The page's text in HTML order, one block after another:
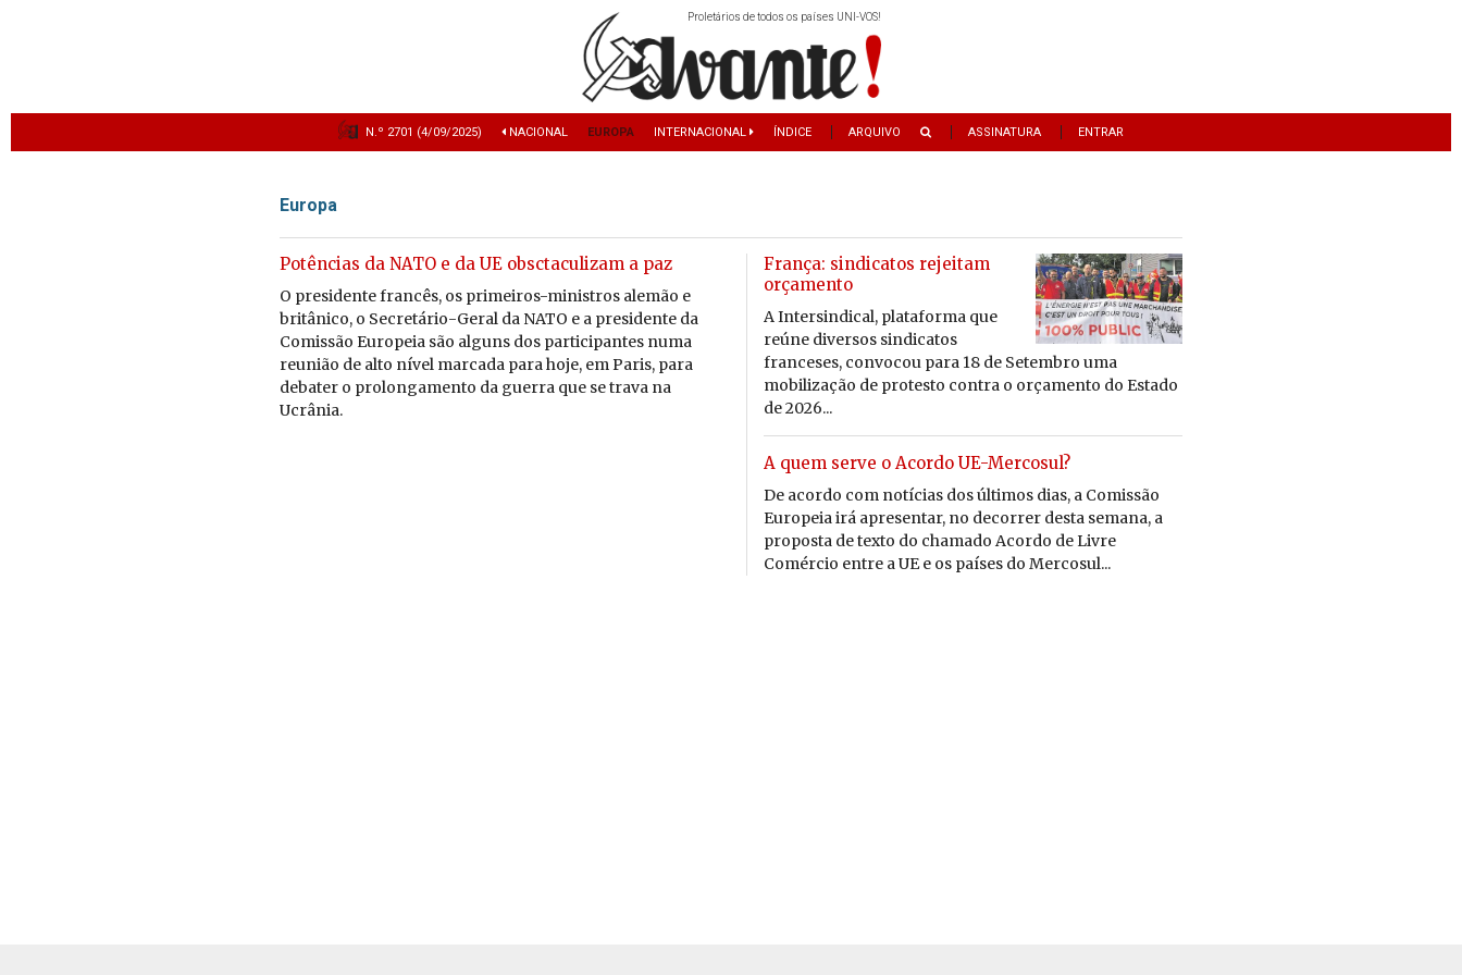
Proletários de todos os países UNI-VOS!
N.º 2701 (4/09/2025) NACIONAL EUROPA INTERNACIONAL ÍNDICE ARQUIVO ASSINATURA ENTRAR
Europa
Potências da NATO e da UE obsctaculizam a paz
O pre­si­dente francês, os pri­meiros-mi­nis­tros alemão e
bri­tâ­nico, o Se­cre­tário-Geral da NATO e a pre­si­dente da
Co­missão Eu­ro­peia são al­guns dos par­ti­ci­pantes numa
reu­nião de alto nível mar­cada para hoje, em Paris, para
de­bater o pro­lon­ga­mento da guerra que se trava na
Ucrânia.
França: sindicatos rejeitam
orçamento
A Intersindical, plataforma que
reúne diversos sindicatos
franceses, convocou para 18 de Setembro uma
mobilização de protesto contra o orçamento do Estado
de 2026...
A quem serve o Acordo UE-Mercosul?
De acordo com notícias dos últimos dias, a Comissão
Europeia irá apresentar, no decorrer desta semana, a
proposta de texto do chamado Acordo de Livre
Comércio entre a UE e os países do Mercosul...